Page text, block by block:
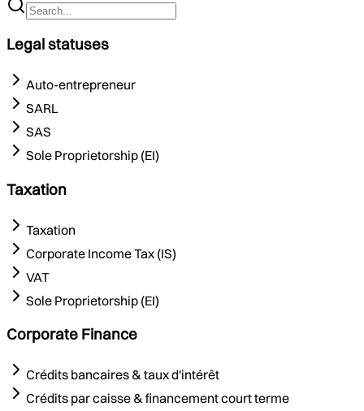
Legal statuses
Auto-entrepreneur
SARL
SAS
Sole Proprietorship (EI)
Taxation
Taxation
Corporate Income Tax (IS)
VAT
Sole Proprietorship (EI)
Corporate Finance
Crédits bancaires & taux d'intérêt
Crédits par caisse & financement court terme